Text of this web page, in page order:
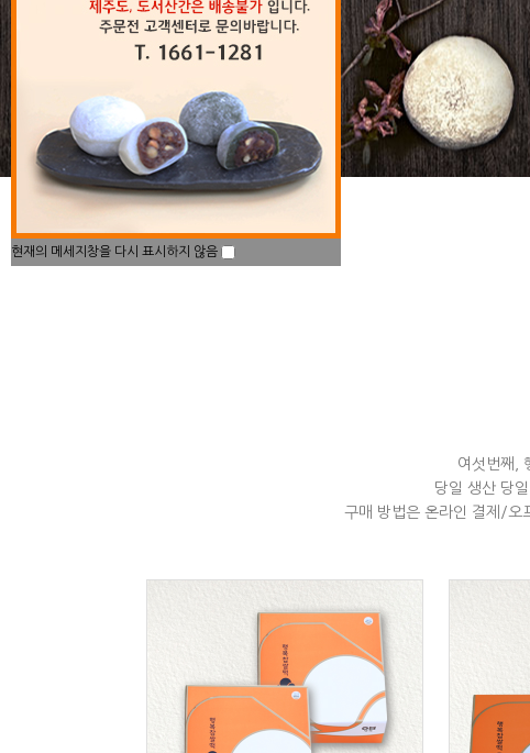
여섯번째,
당일 생산 당
구매 방법은 온라인 결제/오
현재의 메세지창을 다시 표시하지 않음